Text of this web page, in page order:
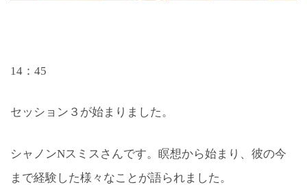
14：45
セッション３が始まりました。
シャノンNスミスさんです。瞑想から始まり、彼の今
まで経験した様々なことが語られました。